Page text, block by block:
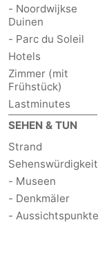
- Noordwijkse
Duinen
- Parc du Soleil
Hotels
Zimmer (mit
Frühstück)
Lastminutes
SEHEN & TUN
Strand
- Museen
- Denkmäler
- Aussichtspunkte